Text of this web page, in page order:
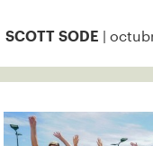
SCOTT SODE |